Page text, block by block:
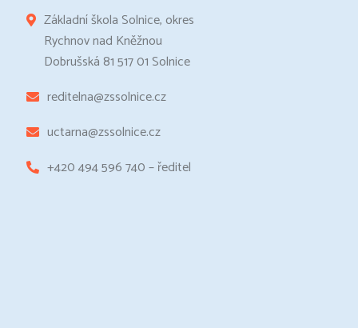
Základní škola Solnice, okres
Rychnov nad Kněžnou
Dobrušská 81 517 01 Solnice
reditelna@zssolnice.cz
uctarna@zssolnice.cz
+420 494 596 740 – ředitel